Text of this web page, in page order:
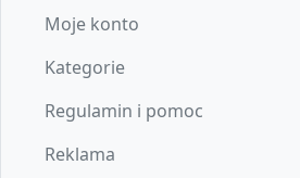
Moje konto
Kategorie
Regulamin i pomoc
Reklama